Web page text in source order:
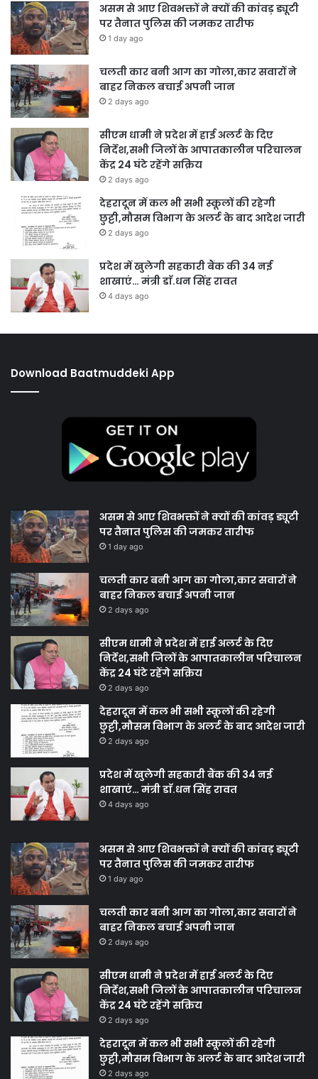
असम से आए शिवभक्तों ने क्यों की कांवड़ ड्यूटी
पर तैनात पुलिस की जमकर तारीफ
1 day ago
चलती कार बनी आग का गोला,कार सवारों ने
बाहर निकल बचाई अपनी जान
2 days ago
सीएम धामी ने प्रदेश में हाई अलर्ट के दिए
निर्देश,सभी जिलों के आपातकालीन परिचालन
केंद्र 24 घंटे रहेंगे सक्रिय
2 days ago
देहरादून में कल भी सभी स्कूलों की रहेगी
छुट्टी,मौसम विभाग के अलर्ट के बाद आदेश जारी
2 days ago
प्रदेश में खुलेगी सहकारी बैंक की 34 नई
शाखाएं… मंत्री डाॅ.धन सिंह रावत
4 days ago
Download Baatmuddeki App
असम से आए शिवभक्तों ने क्यों की कांवड़ ड्यूटी
पर तैनात पुलिस की जमकर तारीफ
1 day ago
चलती कार बनी आग का गोला,कार सवारों ने
बाहर निकल बचाई अपनी जान
2 days ago
सीएम धामी ने प्रदेश में हाई अलर्ट के दिए
निर्देश,सभी जिलों के आपातकालीन परिचालन
केंद्र 24 घंटे रहेंगे सक्रिय
2 days ago
देहरादून में कल भी सभी स्कूलों की रहेगी
छुट्टी,मौसम विभाग के अलर्ट के बाद आदेश जारी
2 days ago
प्रदेश में खुलेगी सहकारी बैंक की 34 नई
शाखाएं… मंत्री डाॅ.धन सिंह रावत
4 days ago
असम से आए शिवभक्तों ने क्यों की कांवड़ ड्यूटी
पर तैनात पुलिस की जमकर तारीफ
1 day ago
चलती कार बनी आग का गोला,कार सवारों ने
बाहर निकल बचाई अपनी जान
2 days ago
सीएम धामी ने प्रदेश में हाई अलर्ट के दिए
निर्देश,सभी जिलों के आपातकालीन परिचालन
केंद्र 24 घंटे रहेंगे सक्रिय
2 days ago
देहरादून में कल भी सभी स्कूलों की रहेगी
छुट्टी,मौसम विभाग के अलर्ट के बाद आदेश जारी
2 days ago